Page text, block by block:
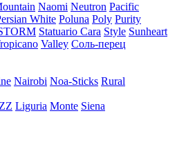
Naomi Neutron Pacific
White Poluna Poly Purity
Statuario Cara Style Sunheart
Valley Соль-перец
Nairobi Noa-Sticks Rural
Liguria Monte Siena